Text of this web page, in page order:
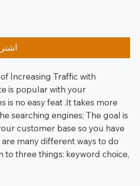
Increasing Traffic with
is popular with your
is no easy feat .It takes more
searching engines; The goal is
customer base so you have
many different ways to do
to three things: keyword choice,